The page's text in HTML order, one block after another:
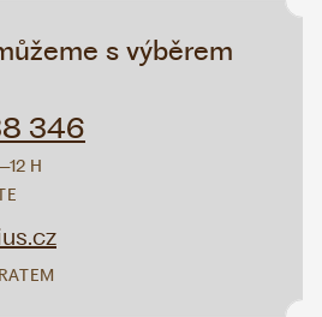
s výběrem
346
H